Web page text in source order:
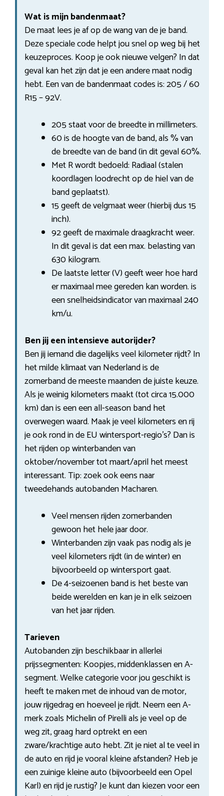
Wat is mijn bandenmaat?
De maat lees je af op de wang van de je band.
Deze speciale code helpt jou snel op weg bij het
keuzeproces. Koop je ook nieuwe velgen? In dat
geval kan het zijn dat je een andere maat nodig
hebt. Een van de bandenmaat codes is: 205 / 60
R15 – 92V.
205 staat voor de breedte in millimeters.
60 is de hoogte van de band, als % van
de breedte van de band (in dit geval 60%.
Met R wordt bedoeld: Radiaal (stalen
koordlagen loodrecht op de hiel van de
band geplaatst).
15 geeft de velgmaat weer (hierbij dus 15
inch).
92 geeft de maximale draagkracht weer.
In dit geval is dat een max. belasting van
630 kilogram.
De laatste letter (V) geeft weer hoe hard
er maximaal mee gereden kan worden. is
een snelheidsindicator van maximaal 240
km/u.
Ben jij een intensieve autorijder?
Ben jij iemand die dagelijks veel kilometer rijdt? In
het milde klimaat van Nederland is de
zomerband de meeste maanden de juiste keuze.
Als je weinig kilometers maakt (tot circa 15.000
km) dan is een een all-season band het
overwegen waard. Maak je veel kilometers en rij
je ook rond in de EU wintersport-regio’s? Dan is
het rijden op winterbanden van
oktober/november tot maart/april het meest
interessant. Tip: zoek ook eens naar
tweedehands autobanden Macharen.
Veel mensen rijden zomerbanden
gewoon het hele jaar door.
Winterbanden zijn vaak pas nodig als je
veel kilometers rijdt (in de winter) en
bijvoorbeeld op wintersport gaat.
De 4-seizoenen band is het beste van
beide werelden en kan je in elk seizoen
van het jaar rijden.
Tarieven
Autobanden zijn beschikbaar in allerlei
prijssegmenten: Koopjes, middenklassen en A-
segment. Welke categorie voor jou geschikt is
heeft te maken met de inhoud van de motor,
jouw rijgedrag en hoeveel je rijdt. Neem een A-
merk zoals Michelin of Pirelli als je veel op de
weg zit, graag hard optrekt en een
zware/krachtige auto hebt. Zit je niet al te veel in
de auto en rijd je vooral kleine afstanden? Heb je
een zuinige kleine auto (bijvoorbeeld een Opel
Karl) en rijd je rustig? Je kunt dan kiezen voor een